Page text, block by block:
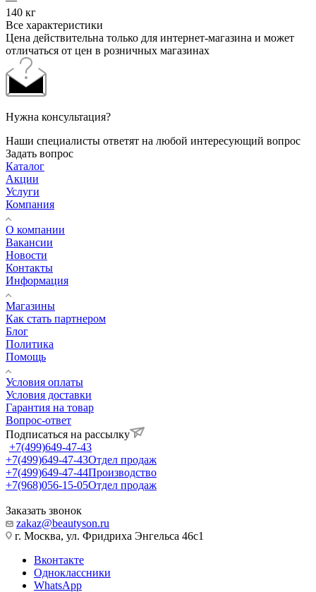
140 кг
Все характеристики
Цена действительна только для интернет-магазина и может
отличаться от цен в розничных магазинах
Нужна консультация?
Наши специалисты ответят на любой интересующий вопрос
Задать вопрос
Каталог
Акции
Услуги
Компания
О компании
Вакансии
Новости
Контакты
Информация
Магазины
Как стать партнером
Блог
Политика
Помощь
Условия оплаты
Условия доставки
Гарантия на товар
Вопрос-ответ
Подписаться на рассылку
+7(499)649-47-43
+7(499)649-47-43Отдел продаж
+7(499)649-47-44Производство
+7(968)056-15-05Отдел продаж
Заказать звонок
zakaz@beautyson.ru
г. Москва, ул. Фридриха Энгельса 46с1
Вконтакте
Одноклассники
WhatsApp